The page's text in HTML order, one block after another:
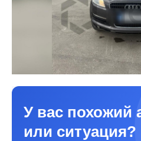
У вас похожий
или ситуация?